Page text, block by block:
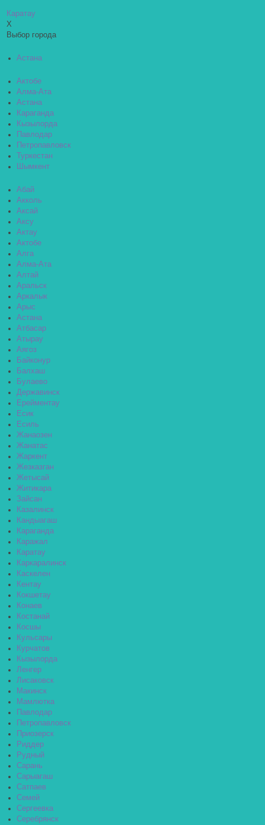
Каратау
X
Выбор города
Астана
Актобе
Алма-Ата
Астана
Караганда
Кызылорда
Павлодар
Петропавловск
Туркестан
Шымкент
Абай
Акколь
Аксай
Аксу
Актау
Актобе
Алга
Алма-Ата
Алтай
Аральск
Аркалык
Арыс
Астана
Атбасар
Атырау
Аягоз
Байконур
Балхаш
Булаево
Державинск
Ерейментау
Есик
Есиль
Жанаозен
Жанатас
Жаркент
Жезказган
Жетысай
Житикара
Зайсан
Казалинск
Кандыагаш
Караганда
Каражал
Каратау
Каркаралинск
Каскелен
Кентау
Кокшетау
Конаев
Костанай
Косшы
Кульсары
Курчатов
Кызылорда
Ленгер
Лисаковск
Макинск
Мамлютка
Павлодар
Петропавловск
Приозерск
Риддер
Рудный
Сарань
Сарыагаш
Сатпаев
Семей
Сергеевка
Серебрянск